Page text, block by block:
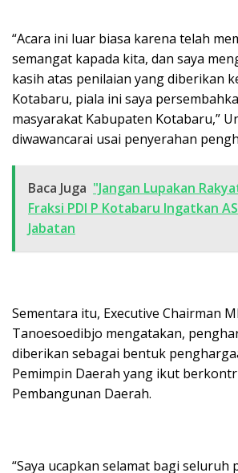
“Acara ini luar biasa karena telah
semangat kapada kita, dan saya
kasih atas penilaian yang diberikan
Kotabaru, piala ini saya
masyarakat Kabupaten Kotabaru,”
diwawancarai usai penyerahan
Baca Juga "Jangan Lupakan
Fraksi PDI P Kotabaru Ingatkan
Jabatan
Sementara itu, Executive Chairman
Tanoesoedibjo mengatakan,
diberikan sebagai bentuk
Pemimpin Daerah yang ikut
Pembangunan Daerah.
“Saya ucapkan selamat bagi seluruh